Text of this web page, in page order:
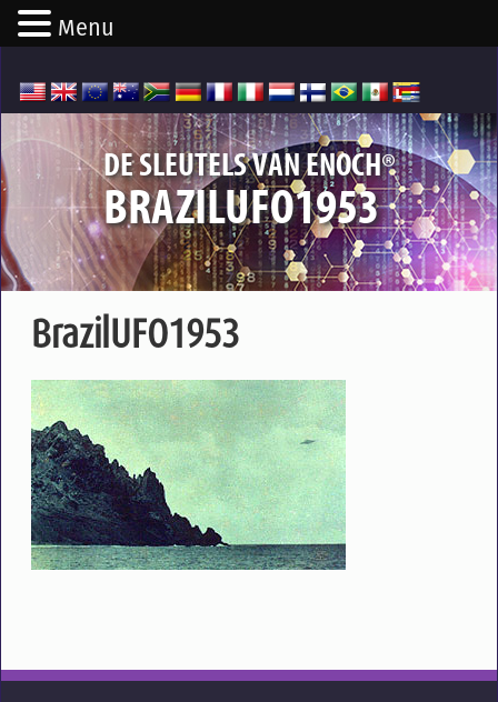
DE SLEUTELS VAN ENOCH®
BRAZILUFO1953
BrazilUFO1953
Menu